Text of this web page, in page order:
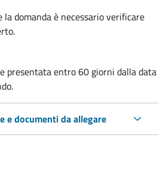
la domanda è necessario verificare
presentata entro 60 giorni dalla data
e documenti da allegare